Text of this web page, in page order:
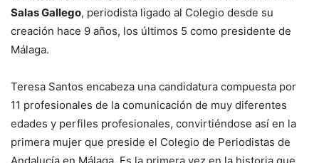
Salas Gallego, periodista ligado al Colegio desde su
creación hace 9 años, los últimos 5 como presidente de
Málaga.
Teresa Santos encabeza una candidatura compuesta por
11 profesionales de la comunicación de muy diferentes
edades y perfiles profesionales, convirtiéndose así en la
primera mujer que preside el Colegio de Periodistas de